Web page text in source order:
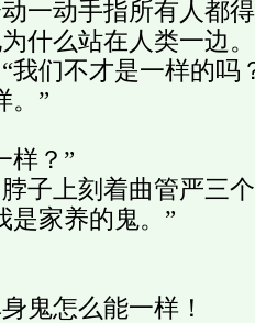
一动手指所有人都
什么站在人类一边
我们不才是一样的吗
。”
样？”
子上刻着曲管严三
是家养的鬼。”
鬼怎么能一样！